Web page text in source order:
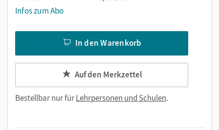
Infos zum Abo
In den Warenkorb
Auf den Merkzettel
Bestellbar nur fürLehrpersonen und Schulen.